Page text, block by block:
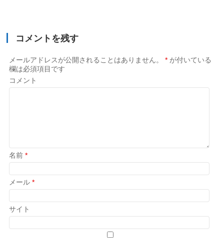
コメントを残す
メールアドレスが公開されることはありません。 * が付いている
欄は必須項目です
コメント
名前*
メール*
サイト